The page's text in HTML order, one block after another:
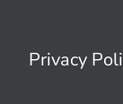
Privacy